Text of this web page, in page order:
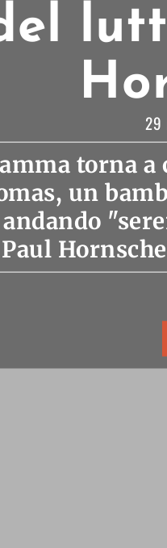
29
torna a
un
Paul